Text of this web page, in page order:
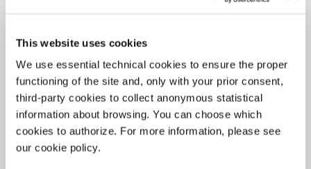
This website uses cookies
We use essential technical cookies to ensure the proper
functioning of the site and, only with your prior consent,
third-party cookies to collect anonymous statistical
information about browsing. You can choose which
cookies to authorize. For more information, please see
our cookie policy.